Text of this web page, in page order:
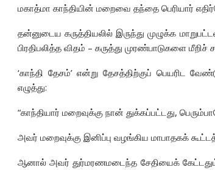
மகாத்மா காந்தியின் மறைவை தந்தை பெரியார்
தன்னுடைய கருத்தியலில் இருந்து முழுக்க
பிரதிபலித்த விதம் – கருத்து முரண்பாடுகளை
‘காந்தி தேசம்’ என்று தேசத்திற்குப் பெயரிட
எழுத்து:
“காந்தியார் மறைவுக்கு நான் துக்கப்பட்டது,
அவர் மறைவுக்கு இனிப்பு வழங்கிய மாபாதகக்
ஆனால் அவர் துர்மரணமடைந்த சேதியைக்